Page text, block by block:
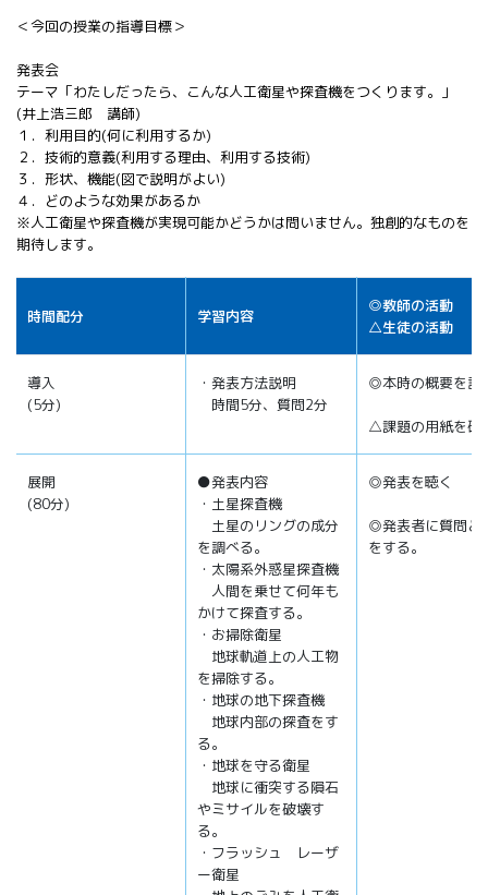
＜今回の授業の指導目標＞
発表会
テーマ「わたしだったら、こんな人工衛星や探査機をつくります。」
(井上浩三郎 講師)
１．利用目的(何に利用するか)
２．技術的意義(利用する理由、利用する技術)
３．形状、機能(図で説明がよい)
４．どのような効果があるか
※人工衛星や探査機が実現可能かどうかは問いません。独創的なものを
期待します。
時間配分 学習内容
◎教師の活動
△生徒の活動
導入
(5分)
・発表方法説明
時間5分、質問2分
◎本時の概要を説
△課題の用紙を確
展開
(80分)
●発表内容
・土星探査機
土星のリングの成分
を調べる。
・太陽系外惑星探査機
人間を乗せて何年も
かけて探査する。
・お掃除衛星
地球軌道上の人工物
を掃除する。
・地球の地下探査機
地球内部の探査をす
る。
・地球を守る衛星
地球に衝突する隕石
やミサイルを破壊す
る。
・フラッシュ レーザ
ー衛星
◎発表を聴く
◎発表者に質問と
をする。